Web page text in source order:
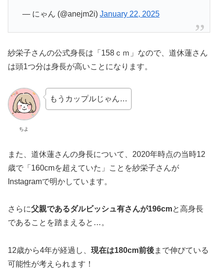
— にゃん (@anejm2i) January 22, 2025
紗栄子さんの公式身長は「158ｃｍ」なので、道休蓮さん
は頭1つ分は身長が高いことになります。
ちよ
もうカップルじゃん…
また、道休蓮さんの身長について、2020年時点の当時12
歳で「160cmを超えていた」ことを紗栄子さんが
Instagramで明かしています。
さらに父親であるダルビッシュ有さんが196cmと高身長
であることを踏まえると…。
12歳から4年が経過し、 現在は180cm前後まで伸びている
可能性が考えられます！